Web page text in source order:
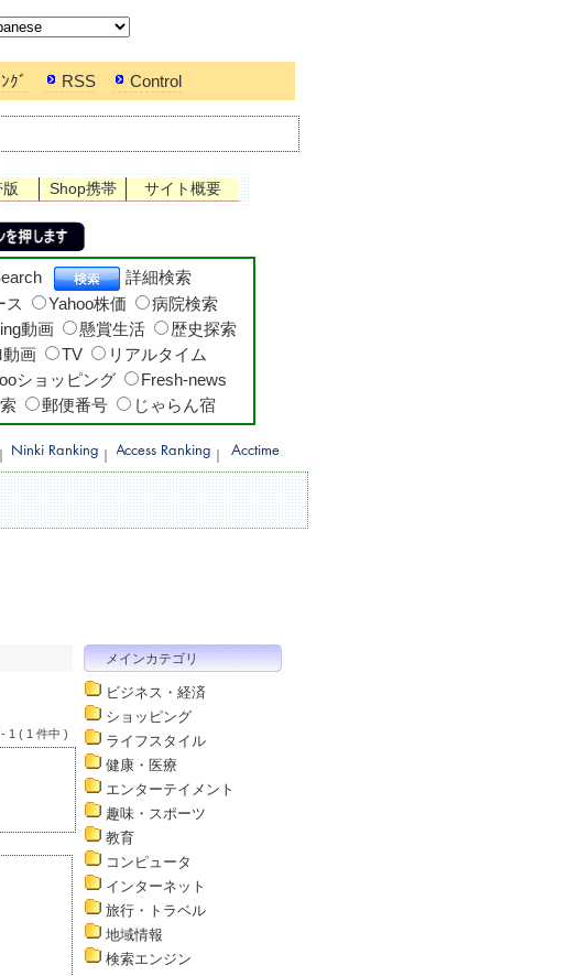
ｸﾞ RSS Control
サイト概要
Shop携帯
詳細検索
ス Yahoo株価
病院検索
動画 懸賞生活
歴史探索
動画 TV
リアルタイム
ショッピング
Fresh-news
郵便番号 じゃらん宿
- 1 ( 1 件中 )
メインカテゴリ
ビジネス・経済
ショッピング
ライフスタイル
健康・医療
エンターテイメント
趣味・スポーツ
教育
コンピュータ
インターネット
旅行・トラベル
地域情報
検索エンジン